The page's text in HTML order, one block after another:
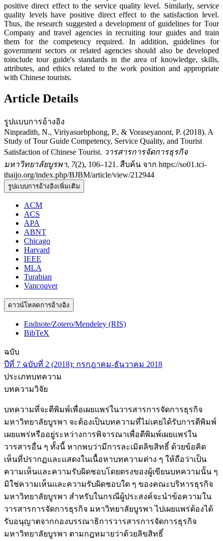
positive direct effect to the service quality level. Similarly, service
quality levels have positive direct effect to the satisfaction level.
Thus, the research suggested a development of guidelines for Tour
Company and travel agencies in recruiting tour guides and train
them for the competency required. In addition, guidelines for
government sectors or related agencies should also be developed
toinclude tour guide's standards in the area of knowledge, skills,
attributes, and ethics related to the work position and appropriate
with Chinese tourists.
Article Details
รูปแบบการอ้างอิง
Ninpradith, N., Viriyasuebphong, P., & Voraseyanont, P. (2018). A
Study of Tour Guide Competency, Service Quality, and Tourist
Satisfaction of Chinese Tourist. วารสารการจัดการธุรกิจ
มหาวิทยาลัยบูรพา, 7(2), 106–121. สืบค้น จาก https://so01.tci-
thaijo.org/index.php/BJBM/article/view/212944
รูปแบบการอ้างอิงเพิ่มเติม
ACM
ACS
APA
ABNT
Chicago
Harvard
IEEE
MLA
Turabian
Vancouver
ดาวน์โหลดการอ้างอิง
Endnote/Zotero/Mendeley (RIS)
BibTeX
ฉบับ
ปีที่ 7 ฉบับที่ 2 (2018): กรกฎาคม-ธันวาคม 2018
ประเภทบทความ
บทความวิจัย
บทความที่จะตีพิมพ์เพื่อเผยแพร่ในวารสารการจัดการธุรกิจ
มหาวิทยาลัยบูรพา จะต้องเป็นบทความที่ไม่เคยได้รับการตีพิมพ์
เผยแพร่หรืออยู่ระหว่างการพิจารณาเพื่อตีพิมพ์เผยแพร่ใน
วารสารอื่น ๆ ทั้งนี้ หากพบว่ามีการละเมิดลิขสิทธิ์ ด้วยข้อคิด
เห็นที่ปรากฏและแสดงในเนื้อหาบทความต่าง ๆ ให้ถือว่าเป็น
ความเห็นและความรับผิดชอบโดยตรงของผู้เขียนบทความนั้น ๆ
มิใช่ความเห็นและความรับผิดชอบใด ๆ ของคณะบริหารธุรกิจ
มหาวิทยาลัยบูรพา สำหรับในกรณีผู้ประสงค์จะนำข้อความใน
วารสารการจัดการธุรกิจ มหาวิทยาลัยบูรพา ไปเผยแพร่ต้องได้
รับอนุญาตจากกองบรรณาธิการวารสารการจัดการธุรกิจ
มหาวิทยาลัยบูรพา ตามกฎหมายว่าด้วยลิขสิทธิ์